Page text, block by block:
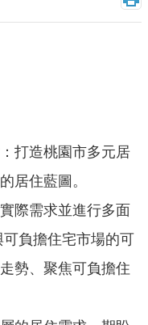
打造桃園市多元居
居住藍圖。
際需求並進行多面
負擔住宅市場的可
勢、聚焦可負擔住